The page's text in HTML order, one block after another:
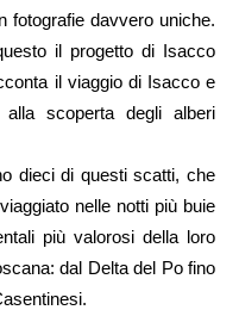
fotografie davvero uniche.
il progetto di Isacco
il viaggio di Isacco e
scoperta degli alberi
dieci di questi scatti, che
nelle notti più buie
più valorosi della loro
dal Delta del Po fino